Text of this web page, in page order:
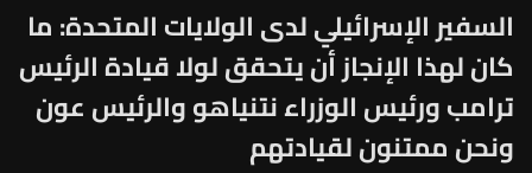
السفير الإسرائيلي لدى الولايات المتحدة: ما
كان لهذا الإنجاز أن يتحقق لولا قيادة الرئيس
ترامب ورئيس الوزراء نتنياهو والرئيس عون
ونحن ممتنون لقيادتهم